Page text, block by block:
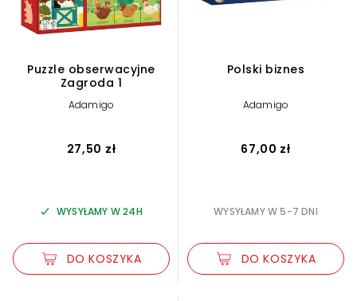
Puzzle obserwacyjne
Zagroda 1
Adamigo
27,50 zł
WYSYŁAMY W 24H
DO KOSZYKA
Polski biznes
Adamigo
67,00 zł
WYSYŁAMY W 5-7 DNI
DO KOSZYKA